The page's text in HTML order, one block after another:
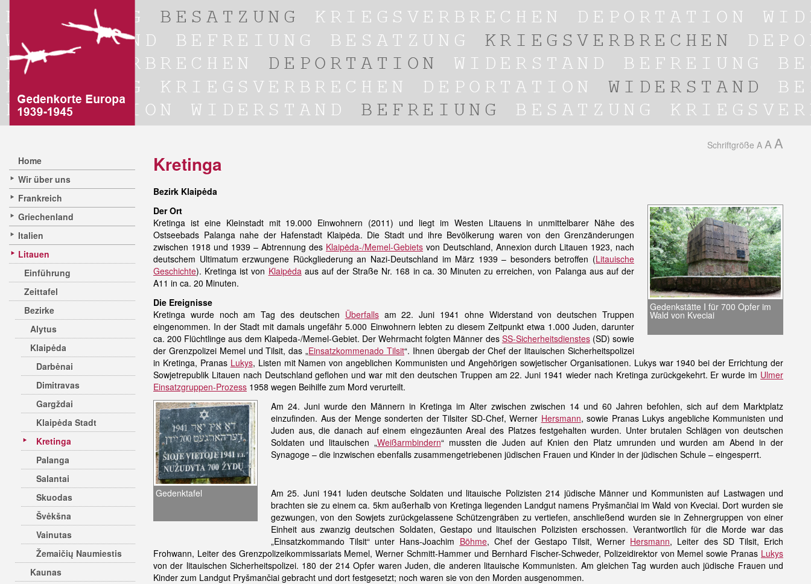
Home
Wir über uns
Frankreich
Griechenland
Italien
Litauen
Einführung
Zeittafel
Bezirke
Alytus
Klaipėda
Darbėnai
Dimitravas
Gargždai
Klaipėda Stadt
Kretinga
Palanga
Salantai
Skuodas
Švėkšna
Vainutas
Žemaičių Naumiestis
Kaunas
Schriftgröße A A A
Kretinga
Bezirk Klaipėda
Gedenkstätte I für 700 Opfer im
Wald von Kveciai
Der Ort
Kretinga ist eine Kleinstadt mit 19.000 Einwohnern (2011) und liegt im Westen Litauens in unmittelbarer Nähe des
Ostseebads Palanga nahe der Hafenstadt Klaipėda. Die Stadt und ihre Bevölkerung waren von den Grenzänderungen
zwischen 1918 und 1939 – Abtrennung des Klaipėda-/Memel-Gebiets von Deutschland, Annexion durch Litauen 1923, nach
deutschem Ultimatum erzwungene Rückgliederung an Nazi-Deutschland im März 1939 – besonders betroffen (Litauische
Geschichte). Kretinga ist von Klaipėdaaus auf der Straße Nr. 168 in ca. 30 Minuten zu erreichen, von Palanga aus auf der
A11 in ca. 20 Minuten.
Die Ereignisse
Kretinga wurde noch am Tag des deutschen Überfallsam 22. Juni 1941 ohne Widerstand von deutschen Truppen
eingenommen. In der Stadt mit damals ungefähr 5.000 Einwohnern lebten zu diesem Zeitpunkt etwa 1.000 Juden, darunter
ca. 200 Flüchtlinge aus dem Klaipeda-/Memel-Gebiet. Der Wehrmacht folgten Männer des SS-Sicherheitsdienstes(SD) sowie
der Grenzpolizei Memel und Tilsit, das „Einsatzkommenado Tilsit“. Ihnen übergab der Chef der litauischen Sicherheitspolizei
in Kretinga, Pranas Lukys, Listen mit Namen von angeblichen Kommunisten und Angehörigen sowjetischer Organisationen. Lukys war 1940 bei der Errichtung der
Sowjetrepublik Litauen nach Deutschland geflohen und war mit den deutschen Truppen am 22. Juni 1941 wieder nach Kretinga zurückgekehrt. Er wurde im Ulmer
Einsatzgruppen-Prozess 1958 wegen Beihilfe zum Mord verurteilt.
Gedenktafel
Am 24. Juni wurde den Männern in Kretinga im Alter zwischen zwischen 14 und 60 Jahren befohlen, sich auf dem Marktplatz
einzufinden. Aus der Menge sonderten der Tilsiter SD-Chef, Werner Hersmann, sowie Pranas Lukys angebliche Kommunisten und
Juden aus, die danach auf einem eingezäunten Areal des Platzes festgehalten wurden. Unter brutalen Schlägen von deutschen
Soldaten und litauischen „Weißarmbindern“mussten die Juden auf Knien den Platz umrunden und wurden am Abend in der
Synagoge – die inzwischen ebenfalls zusammengetriebenen jüdischen Frauen und Kinder in der jüdischen Schule – eingesperrt.
Am 25. Juni 1941 luden deutsche Soldaten und litauische Polizisten 214 jüdische Männer und Kommunisten auf Lastwagen und
brachten sie zu einem ca. 5km außerhalb von Kretinga liegenden Landgut namens Pryšmančiai im Wald von Kveciai. Dort wurden sie
gezwungen, von den Sowjets zurückgelassene Schützengräben zu vertiefen, anschließend wurden sie in Zehnergruppen von einer
Einheit aus zwanzig deutschen Soldaten, Gestapo und litauischen Polizisten erschossen. Verantwortlich für die Morde war das
„Einsatzkommando Tilsit“ unter Hans-Joachim Böhme, Chef der Gestapo Tilsit, Werner Hersmann, Leiter des SD Tilsit, Erich
Frohwann, Leiter des Grenzpolizeikommissariats Memel, Werner Schmitt-Hammer und Bernhard Fischer-Schweder, Polizeidirektor von Memel sowie Pranas Lukys
von der litauischen Sicherheitspolizei. 180 der 214 Opfer waren Juden, die anderen litauische Kommunisten. Am gleichen Tag wurden auch jüdische Frauen und
Kinder zum Landgut Pryšmančiai gebracht und dort festgesetzt; noch waren sie von den Morden ausgenommen.